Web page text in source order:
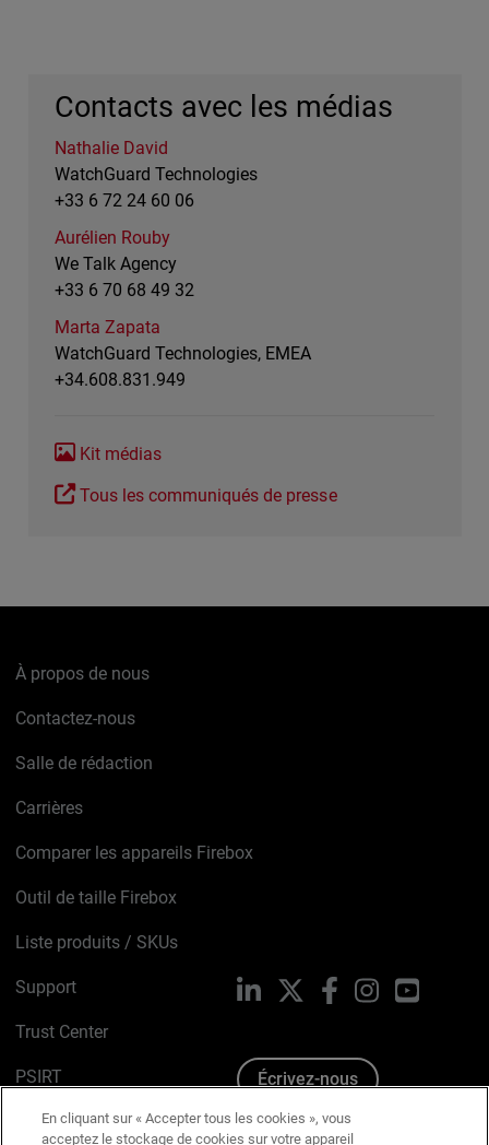
Contacts avec les médias
Nathalie David
WatchGuard Technologies
+33 6 72 24 60 06
Aurélien Rouby
We Talk Agency
+33 6 70 68 49 32
Marta Zapata
WatchGuard Technologies, EMEA
+34.608.831.949
Kit médias
Tous les communiqués de presse
À propos de nous
Contactez-nous
Salle de rédaction
Carrières
Comparer les appareils Firebox
Outil de taille Firebox
Liste produits / SKUs
Support
Trust Center
PSIRT
Avis sur les cookies
LinkedIn FacebookInstagram
Écrivez-nous
En cliquant sur « Accepter tous les cookies », vous
acceptez le stockage de cookies sur votre appareil